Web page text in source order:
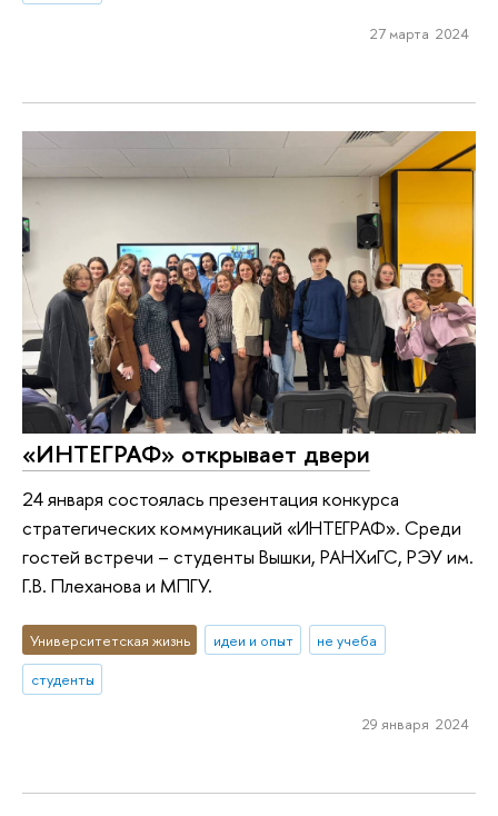
27 марта 2024
«ИНТЕГРАФ» открывает двери
24 января состоялась презентация конкурса
стратегических коммуникаций «ИНТЕГРАФ». Среди
гостей встречи – студенты Вышки, РАНХиГС, РЭУ им.
Г.В. Плеханова и МПГУ.
Университетская жизнь идеи и опыт
не учеба
студенты
29 января 2024